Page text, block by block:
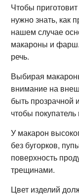
Чтобы
нужно знать, как
нашем случае
макароны и
речь.
Выбирая
внимание на
быть прозрачной
чтобы
У макарон
без бугорков,
поверхность
трещинами.
Цвет изделий